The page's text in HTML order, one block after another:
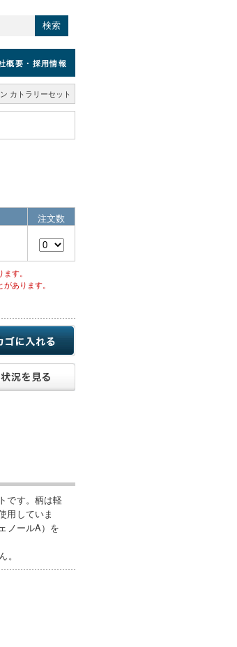
検索
概要 ・採用情報
カトラリーセット
注文数
す。
あります。
です。柄は軽
用していま
ノールA）を